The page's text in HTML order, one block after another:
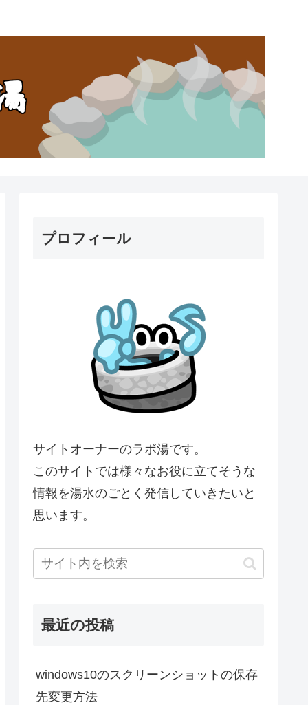
プロフィール
サイトオーナーのラボ湯です。
このサイトでは様々なお役に立てそうな
情報を湯水のごとく発信していきたいと
思います。
最近の投稿
windows10のスクリーンショットの保存
先変更方法